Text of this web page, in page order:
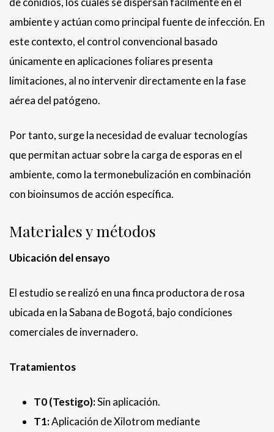
ambiente y actúan como principal fuente de infección. En
este contexto, el control convencional basado
únicamente en aplicaciones foliares presenta
limitaciones, al no intervenir directamente en la fase
aérea del patógeno.
Por tanto, surge la necesidad de evaluar tecnologías
que permitan actuar sobre la carga de esporas en el
ambiente, como la termonebulización en combinación
con bioinsumos de acción específica.
Materiales y métodos
Ubicación del ensayo
El estudio se realizó en una finca productora de rosa
ubicada en la Sabana de Bogotá, bajo condiciones
comerciales de invernadero.
Tratamientos
T0 (Testigo):Sin aplicación.
T1:Aplicación de Xilotrom mediante